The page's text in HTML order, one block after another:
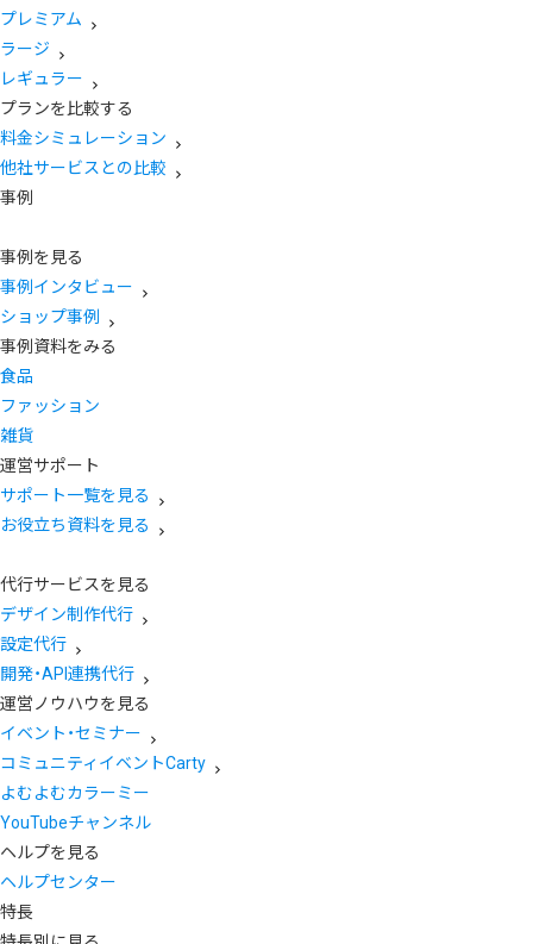
プレミアム
ラージ
レギュラー
プランを比較する
料金シミュレーション
他社サービスとの比較
事例
事例を見る
事例インタビュー
ショップ事例
事例資料をみる
食品
ファッション
雑貨
運営サポート
サポート一覧を見る
お役立ち資料を見る
代行サービスを見る
デザイン制作代行
設定代行
開発・API連携代行
運営ノウハウを見る
イベント・セミナー
コミュニティイベントCarty
よむよむカラーミー
YouTubeチャンネル
ヘルプを見る
ヘルプセンター
特長